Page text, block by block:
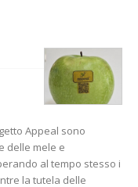
Appeal sono
delle mele e
al tempo stesso i
la tutela delle